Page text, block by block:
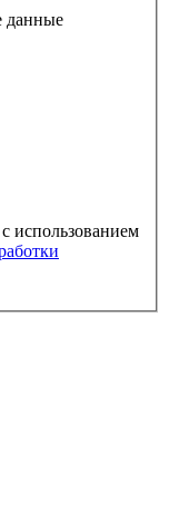
данные
использованием